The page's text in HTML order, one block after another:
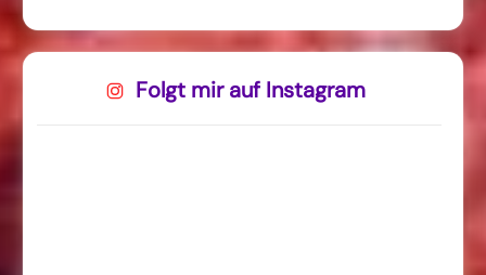
Folgt mir auf Instagram